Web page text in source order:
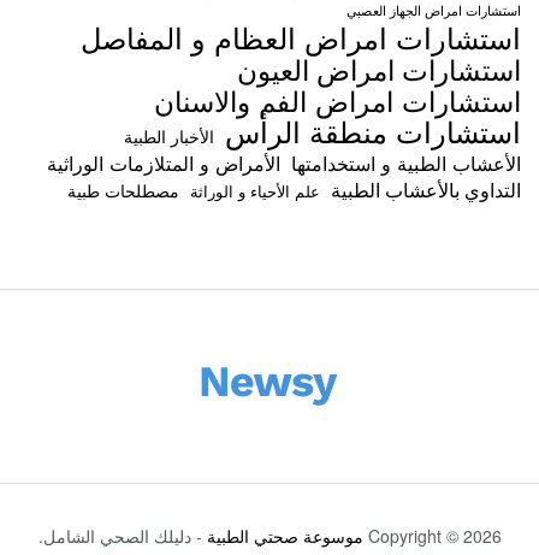
استشارات امراض الجهاز العصبي
استشارات امراض العظام و المفاصل
استشارات امراض العيون
استشارات امراض الفم والاسنان
استشارات منطقة الرأس الأخبار الطبية
الأعشاب الطبية و استخدامتها الأمراض و المتلازمات الوراثية
التداوي بالأعشاب الطبية علم الأحياء و الوراثة مصطلحات طبية
Copyright © 2026 موسوعة صحتي الطبية - دليلك الصحي الشامل.